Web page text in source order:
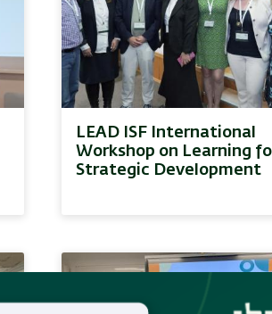
LEAD ISF International
Workshop on Learning
Strategic Development